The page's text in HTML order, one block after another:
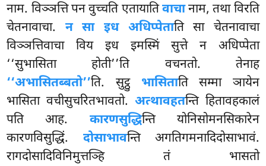
नाम. विञ्ञत्ति पन वुच्चति एतायातिवाचानाम, तथा विरति
चेतनावाचा. न सा इध अधिप्पेताति सा चेतनावाचा
विञ्ञत्तिवाचा विय इध इमस्मिं सुत्ते न अधिप्पेता
‘‘सुभासिता होती’’ति वचनतो. तेनाह
‘‘अभासितब्बतो’’ति. सुट्ठु भासिताति सम्मा ञायेन
भासिता वचीसुचरितभावतो. अत्थावहतन्ति हितावहकालं
पति आह. कारणसुद्धिन्ति योनिसोमनसिकारेन
कारणविसुद्धिं. दोसाभावन्ति अगतिगमनादिदोसाभावं.
रागदोसादिविनिमुत्तञ्हि तं भासतो